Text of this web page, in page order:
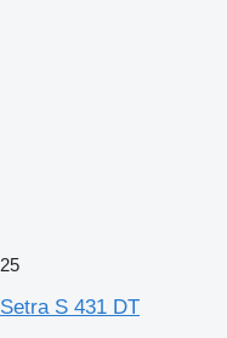
25
Setra S 431 DT